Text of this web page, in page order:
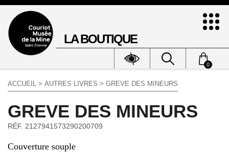
LA BOUTIQUE
0
ACCUEIL > AUTRES LIVRES > GREVE DES MINEURS
GREVE DES MINEURS
RÉF. 2127941573290200709
Couverture souple